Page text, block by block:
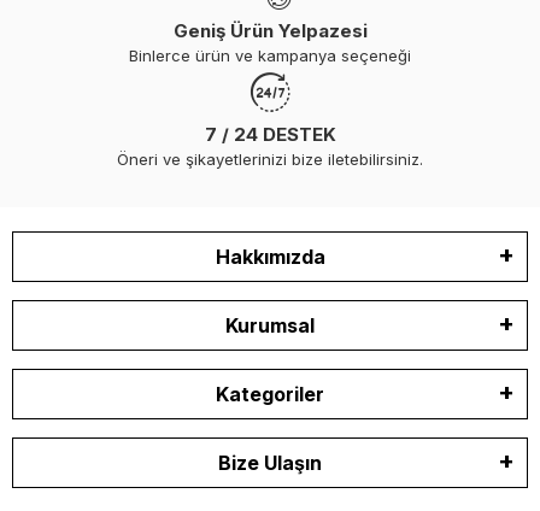
Geniş Ürün Yelpazesi
Binlerce ürün ve kampanya seçeneği
7 / 24 DESTEK
Öneri ve şikayetlerinizi bize iletebilirsiniz.
Hakkımızda
Kurumsal
Kategoriler
Bize Ulaşın